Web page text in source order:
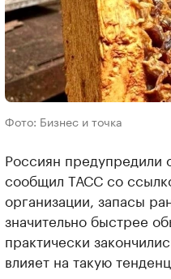
Фото: Бизнес и точка
Россиян
сообщил ТАСС со
организации, запасы
значительно быстрее
практически
влияет на такую